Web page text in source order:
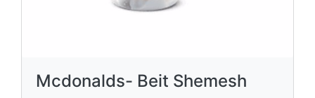
Mcdonalds- Beit Shemesh